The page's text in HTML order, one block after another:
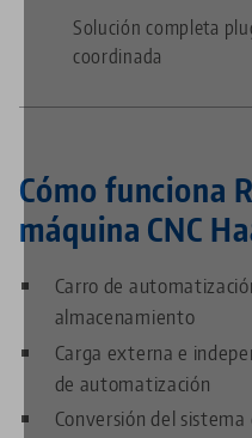
Solución completa
coordinada
Cómo funciona
máquina CNC
Carro de
almacenamiento
Carga externa e
de automatización
Conversión del